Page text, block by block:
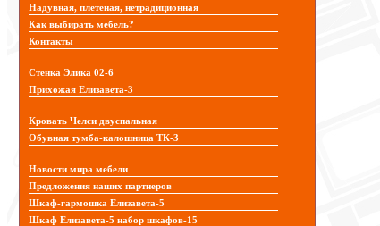
Надувная, плетеная, нетрадиционная
Как выбирать мебель?
Контакты
Стенка Элика 02-6
Прихожая Елизавета-3
Кровать Челси двуспальная
Обувная тумба-калошница ТК-3
Новости мира мебели
Предложения наших партнеров
Шкаф-гармошка Елизавета-5
Шкаф Елизавета-5 набор шкафов-15